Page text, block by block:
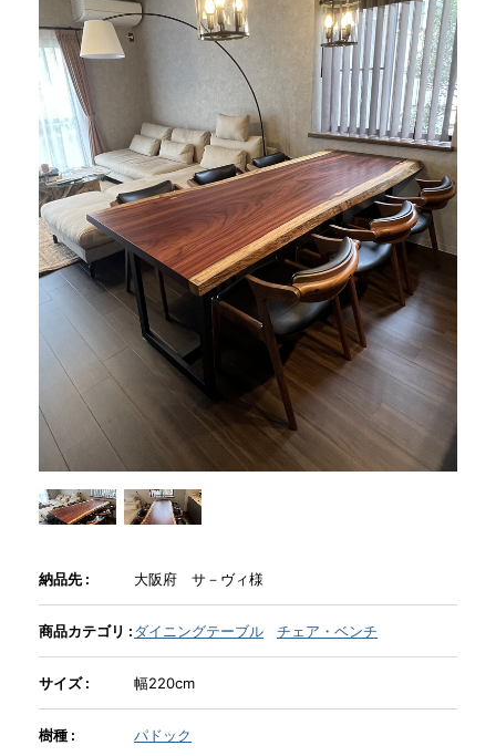
商品情報
直営店
イベント
WEBカタログ
全商品一覧
新入荷情報
納品事例
MOKUBA CHANNEL
よくあるご質問
納品先 : 大阪府 サ－ヴィ様
商品カテゴリ :ダイニングテーブル チェア・ベンチ
サイズ : 幅220cm
樹種 : パドック